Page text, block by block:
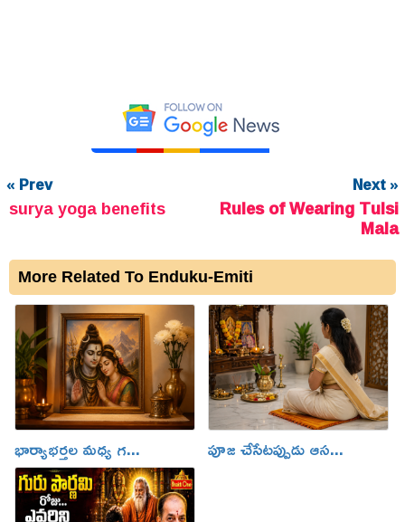
« Prev
surya yoga benefits
Next »
Rules of Wearing Tulsi
Mala
More Related To Enduku-Emiti
భార్యాభర్తల మధ్య గ... పూజ చేసేటప్పుడు ఆస...